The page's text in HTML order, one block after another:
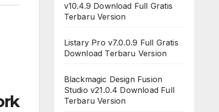
v10.4.9 Download Full Gratis
Terbaru Version
Listary Pro v7.0.0.9 Full Gratis
Download Terbaru Version
Blackmagic Design Fusion
Studio v21.0.4 Download Full
Terbaru Version